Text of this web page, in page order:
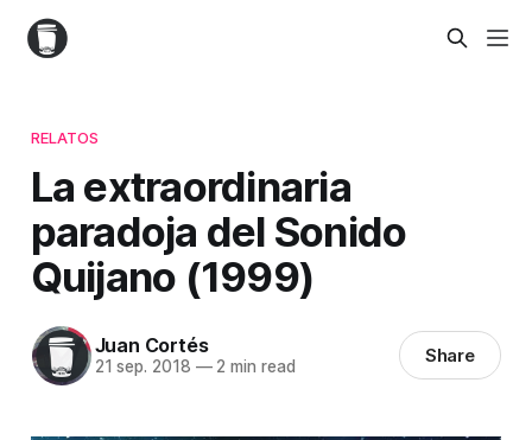
RELATOS
La extraordinaria
paradoja del Sonido
Quijano (1999)
Juan Cortés
21 sep. 2018 —2 min read Share